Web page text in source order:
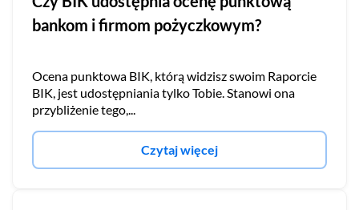
bankom i firmom pożyczkowym?
Ocena punktowa BIK, którą widzisz swoim Raporcie
BIK, jest udostępniania tylko Tobie. Stanowi ona
przybliżenie tego,...
Czytaj więcej